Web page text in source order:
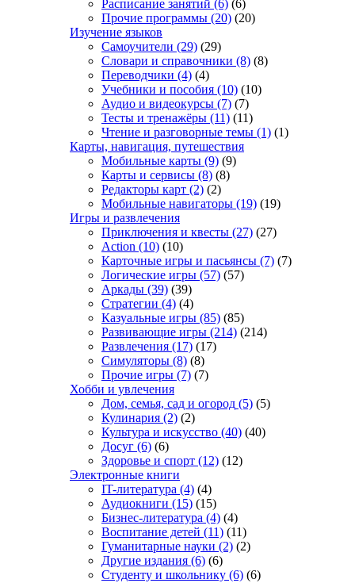
Расписание занятий (6) (6)
Прочие программы (20) (20)
Изучение языков
Самоучители (29) (29)
Словари и справочники (8) (8)
Переводчики (4) (4)
Учебники и пособия (10) (10)
Аудио и видеокурсы (7) (7)
Тесты и тренажёры (11) (11)
Чтение и разговорные темы (1) (1)
Карты, навигация, путешествия
Мобильные карты (9) (9)
Карты и сервисы (8) (8)
Редакторы карт (2) (2)
Мобильные навигаторы (19) (19)
Игры и развлечения
Приключения и квесты (27) (27)
Action (10) (10)
Карточные игры и пасьянсы (7) (7)
Логические игры (57) (57)
Аркады (39) (39)
Стратегии (4) (4)
Казуальные игры (85) (85)
Развивающие игры (214) (214)
Развлечения (17) (17)
Симуляторы (8) (8)
Прочие игры (7) (7)
Хобби и увлечения
Дом, семья, сад и огород (5) (5)
Кулинария (2) (2)
Культура и искусство (40) (40)
Досуг (6) (6)
Здоровье и спорт (12) (12)
Электронные книги
IT-литература (4) (4)
Аудиокниги (15) (15)
Бизнес-литература (4) (4)
Воспитание детей (11) (11)
Гуманитарные науки (2) (2)
Другие издания (6) (6)
Студенту и школьнику (6) (6)